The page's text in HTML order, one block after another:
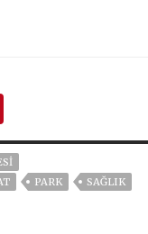
PARK
SAĞLIK